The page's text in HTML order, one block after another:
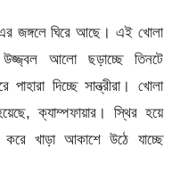
এর জঙ্গলে ঘিরে আছে। এই খোলা
আলো ছড়াচ্ছে তিনটে
দিচ্ছে সান্ত্রীরা। খোলা
ক্যাম্পফায়ার। স্থির হয়ে
করে খাড়া আকাশে উঠে যাচ্ছে